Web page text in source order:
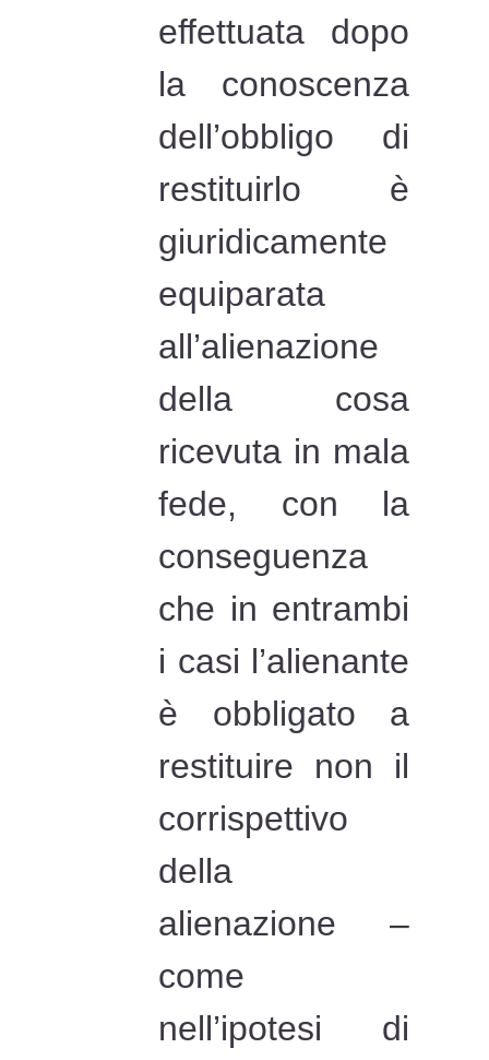
effettuata dopo
la conoscenza
dell’obbligo di
restituirlo è
giuridicamente
equiparata
all’alienazione
della cosa
ricevuta in mala
fede, con la
conseguenza
che in entrambi
i casi l’alienante
è obbligato a
restituire non il
corrispettivo
della
alienazione –
come
nell’ipotesi di